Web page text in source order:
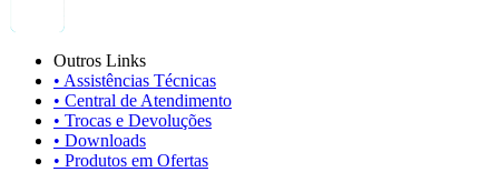
Outros Links
• Assistências Técnicas
• Central de Atendimento
• Trocas e Devoluções
• Downloads
• Produtos em Ofertas